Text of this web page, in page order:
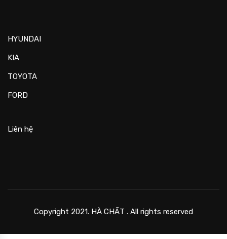
HYUNDAI
KIA
TOYOTA
FORD
Liên hệ
Copyright 2021. HÀ CHẤT . All rights reserved